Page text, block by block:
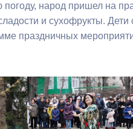
народ пришел на
и сухофрукты.
праздничных